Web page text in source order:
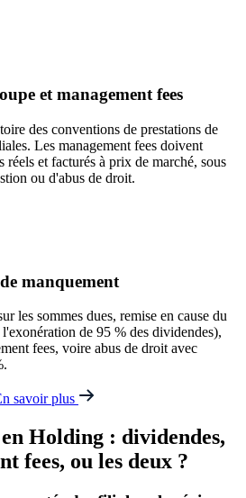
et management fees
des conventions de prestations de
Les management fees doivent
réels et facturés à prix de marché, sous
ou d'abus de droit.
manquement
les sommes dues, remise en cause du
de 95 % des dividendes),
fees, voire abus de droit avec
savoir plus
Holding : dividendes,
fees, ou les deux ?